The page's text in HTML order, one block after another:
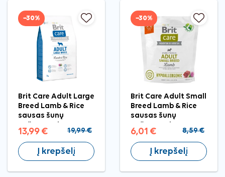
−30%
Brit Care Adult Large
Breed Lamb & Rice
sausas šunų
13,99 € 19,99 €
Į krepšelį
−30%
Brit Care Adult Small
Breed Lamb & Rice
sausas šunų
6,01 € 8,59 €
Į krepšelį